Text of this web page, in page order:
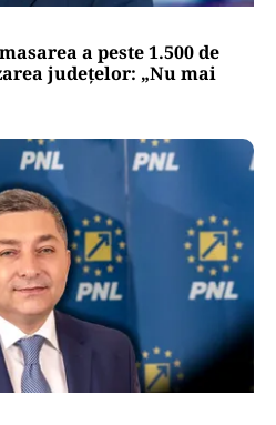
a peste 1.500 de
județelor: „Nu mai